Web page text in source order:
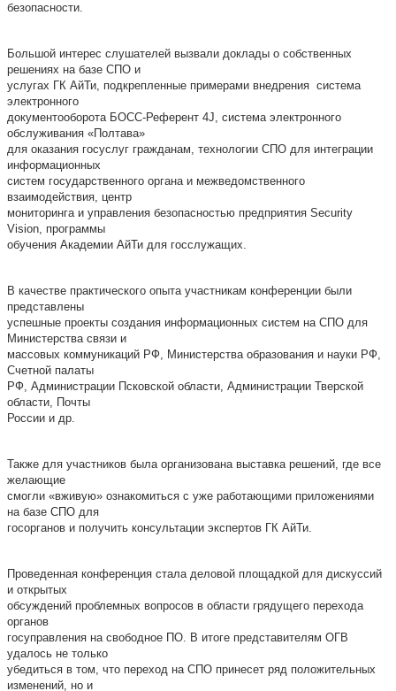
безопасности.
Большой интерес слушателей вызвали доклады о собственных
решениях на базе СПО и
услугах ГК АйТи, подкрепленные примерами внедрения система
электронного
документооборота БОСС-Референт 4J, система электронного
обслуживания «Полтава»
для оказания госуслуг гражданам, технологии СПО для интеграции
информационных
систем государственного органа и межведомственного
взаимодействия, центр
мониторинга и управления безопасностью предприятия Security
Vision, программы
обучения Академии АйТи для госслужащих.
В качестве практического опыта участникам конференции были
представлены
успешные проекты создания информационных систем на СПО для
Министерства связи и
массовых коммуникаций РФ, Министерства образования и науки РФ,
Счетной палаты
РФ, Администрации Псковской области, Администрации Тверской
области, Почты
России и др.
Также для участников была организована выставка решений, где все
желающие
смогли «вживую» ознакомиться с уже работающими приложениями
на базе СПО для
госорганов и получить консультации экспертов ГК АйТи.
Проведенная конференция стала деловой площадкой для дискуссий
и открытых
обсуждений проблемных вопросов в области грядущего перехода
органов
госуправления на свободное ПО. В итоге представителям ОГВ
удалось не только
убедиться в том, что переход на СПО принесет ряд положительных
изменений, но и